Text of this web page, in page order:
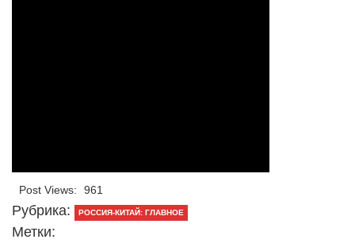
Post Views: 961
Рубрика: РОССИЯ-КИТАЙ: ГЛАВНОЕ
Метки: